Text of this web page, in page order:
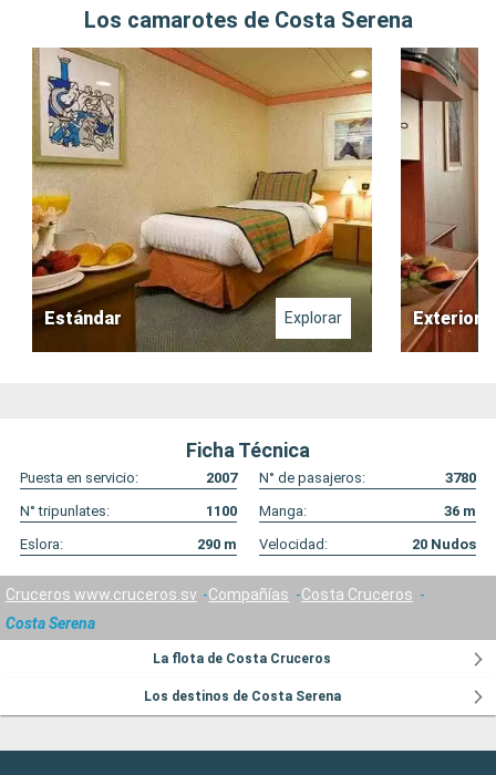
Los camarotes de Costa Serena
Estándar Explorar Exterior
Ficha Técnica
Puesta en servicio: 2007 N° de pasajeros:
3780
N° tripunlates:
1100 Manga: 36 m
Eslora:
290 m Velocidad: 20 Nudos
Cruceros www.cruceros.sv Compañías
Costa Cruceros
Costa Serena
La flota de Costa Cruceros
Los destinos de Costa Serena